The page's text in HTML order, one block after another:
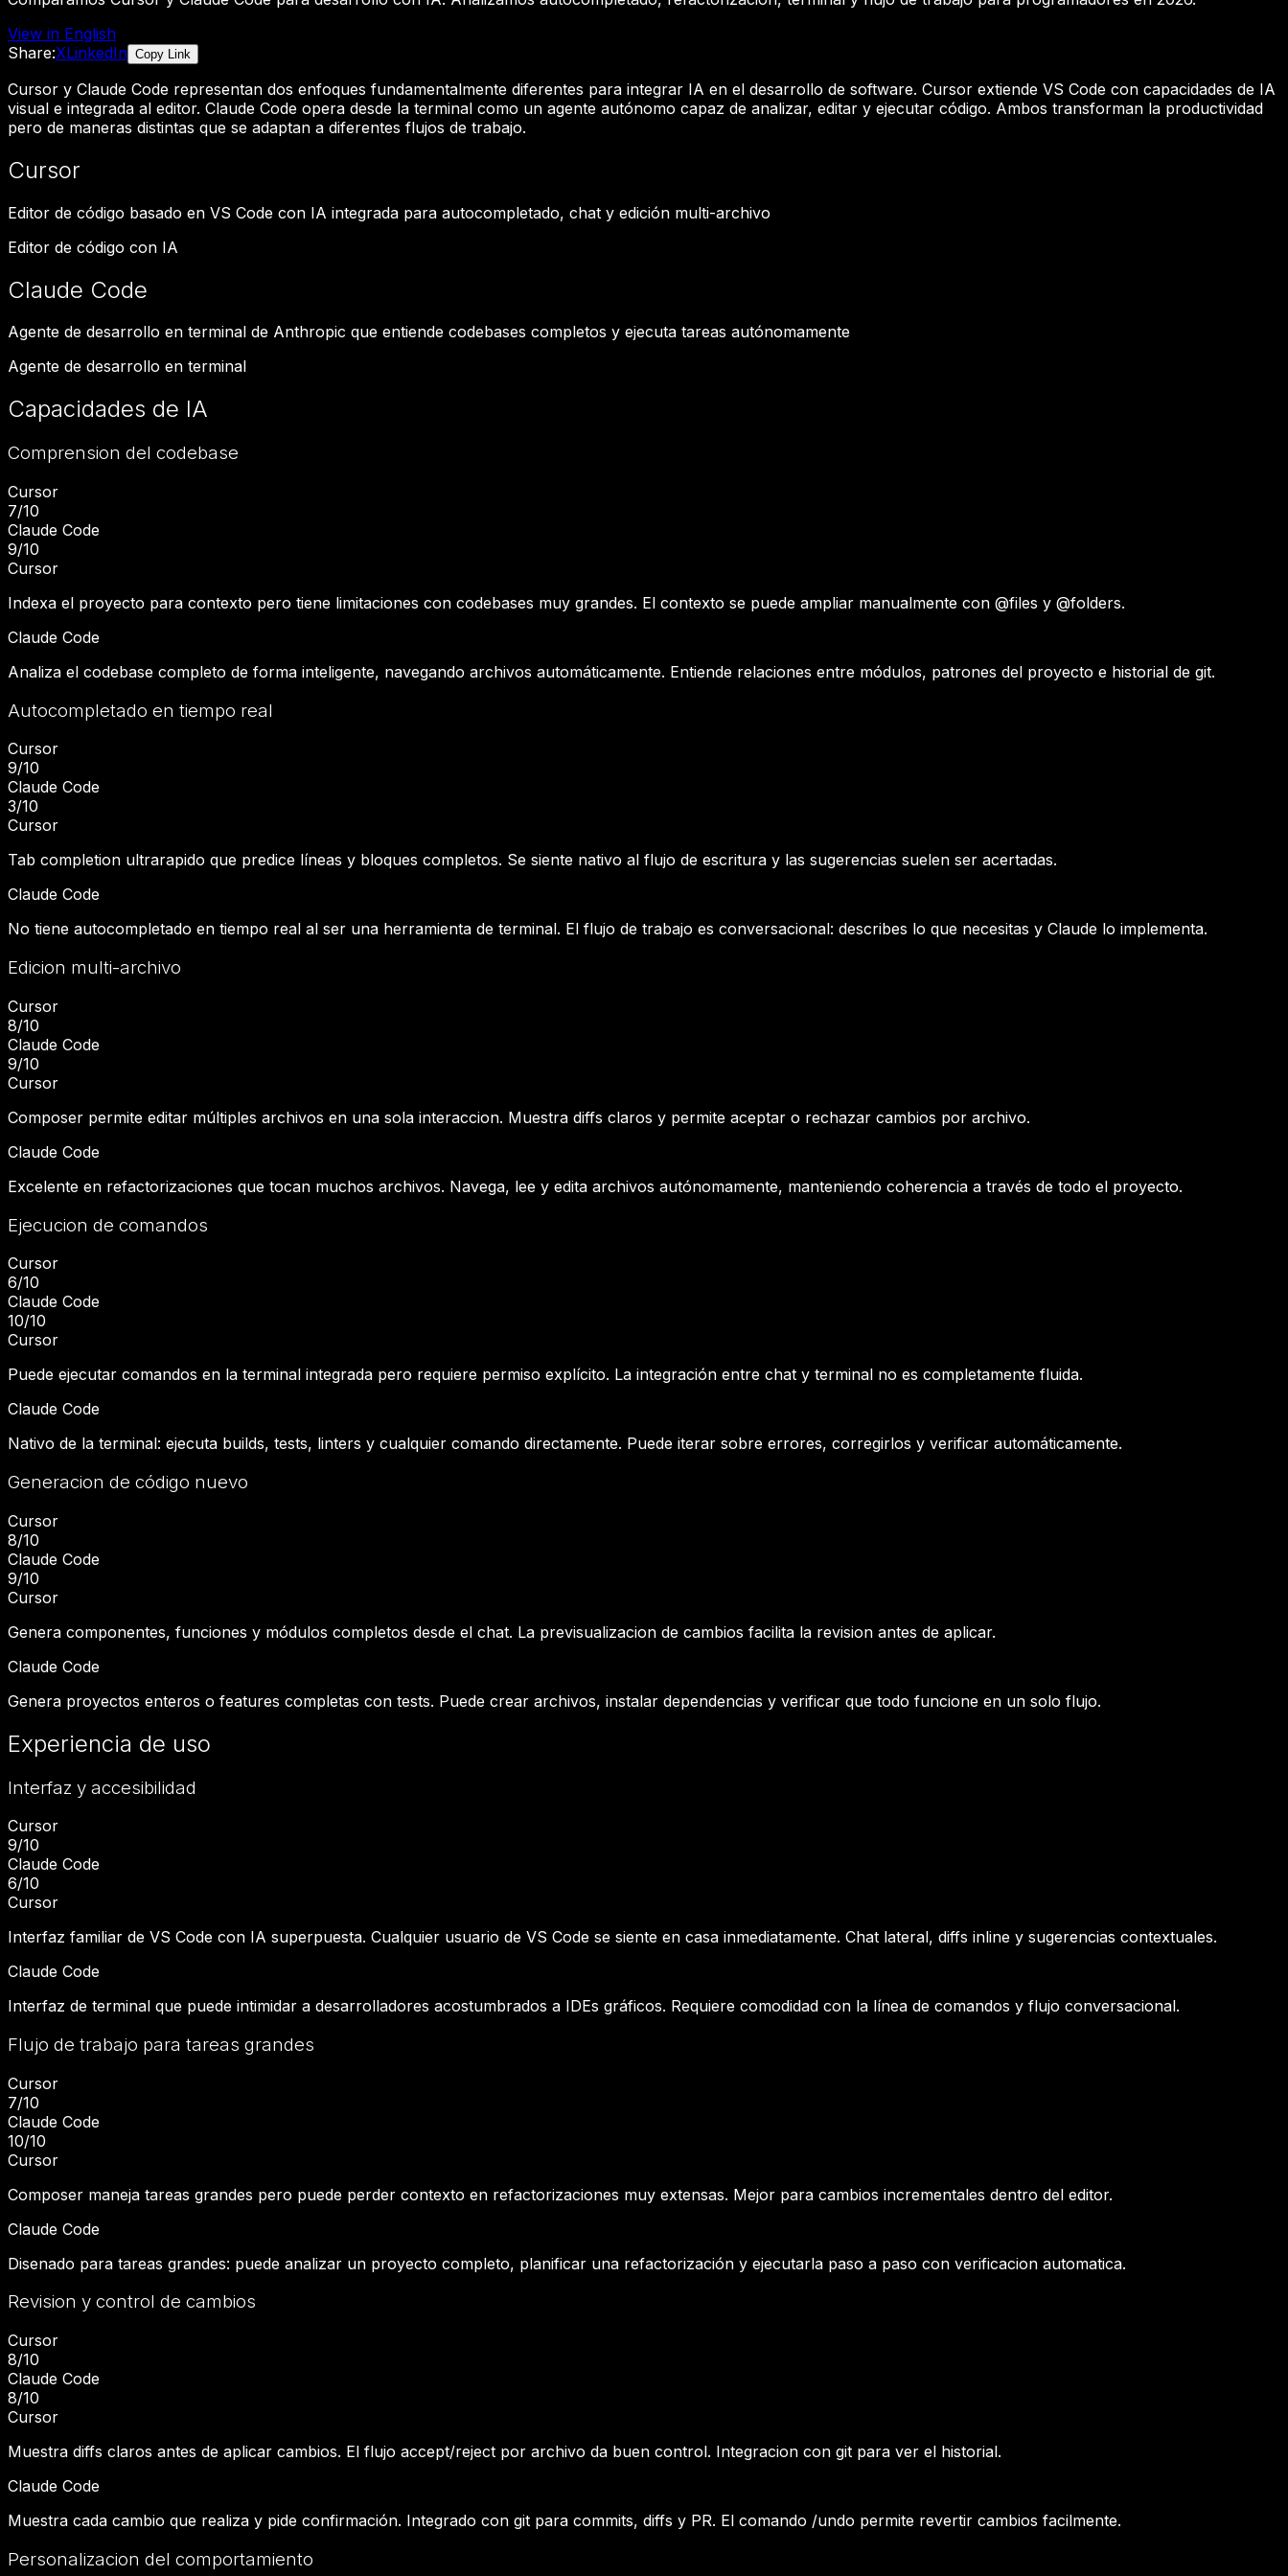
View in English
Share:XLinkedIn Copy Link
Cursor y Claude Code representan dos enfoques fundamentalmente diferentes para integrar IA en el desarrollo de software. Cursor extiende VS Code con capacidades de IA
visual e integrada al editor. Claude Code opera desde la terminal como un agente autónomo capaz de analizar, editar y ejecutar código. Ambos transforman la productividad
pero de maneras distintas que se adaptan a diferentes flujos de trabajo.
Cursor
Editor de código basado en VS Code con IA integrada para autocompletado, chat y edición multi-archivo
Editor de código con IA
Claude Code
Agente de desarrollo en terminal de Anthropic que entiende codebases completos y ejecuta tareas autónomamente
Agente de desarrollo en terminal
Capacidades de IA
Comprension del codebase
Cursor
7/10
Claude Code
9/10
Cursor
Indexa el proyecto para contexto pero tiene limitaciones con codebases muy grandes. El contexto se puede ampliar manualmente con @files y @folders.
Claude Code
Analiza el codebase completo de forma inteligente, navegando archivos automáticamente. Entiende relaciones entre módulos, patrones del proyecto e historial de git.
Autocompletado en tiempo real
Cursor
9/10
Claude Code
3/10
Cursor
Tab completion ultrarapido que predice líneas y bloques completos. Se siente nativo al flujo de escritura y las sugerencias suelen ser acertadas.
Claude Code
No tiene autocompletado en tiempo real al ser una herramienta de terminal. El flujo de trabajo es conversacional: describes lo que necesitas y Claude lo implementa.
Edicion multi-archivo
Cursor
8/10
Claude Code
9/10
Cursor
Composer permite editar múltiples archivos en una sola interaccion. Muestra diffs claros y permite aceptar o rechazar cambios por archivo.
Claude Code
Excelente en refactorizaciones que tocan muchos archivos. Navega, lee y edita archivos autónomamente, manteniendo coherencia a través de todo el proyecto.
Ejecucion de comandos
Cursor
6/10
Claude Code
10/10
Cursor
Puede ejecutar comandos en la terminal integrada pero requiere permiso explícito. La integración entre chat y terminal no es completamente fluida.
Claude Code
Nativo de la terminal: ejecuta builds, tests, linters y cualquier comando directamente. Puede iterar sobre errores, corregirlos y verificar automáticamente.
Generacion de código nuevo
Cursor
8/10
Claude Code
9/10
Cursor
Genera componentes, funciones y módulos completos desde el chat. La previsualizacion de cambios facilita la revision antes de aplicar.
Claude Code
Genera proyectos enteros o features completas con tests. Puede crear archivos, instalar dependencias y verificar que todo funcione en un solo flujo.
Experiencia de uso
Interfaz y accesibilidad
Cursor
9/10
Claude Code
6/10
Cursor
Interfaz familiar de VS Code con IA superpuesta. Cualquier usuario de VS Code se siente en casa inmediatamente. Chat lateral, diffs inline y sugerencias contextuales.
Claude Code
Interfaz de terminal que puede intimidar a desarrolladores acostumbrados a IDEs gráficos. Requiere comodidad con la línea de comandos y flujo conversacional.
Flujo de trabajo para tareas grandes
Cursor
7/10
Claude Code
10/10
Cursor
Composer maneja tareas grandes pero puede perder contexto en refactorizaciones muy extensas. Mejor para cambios incrementales dentro del editor.
Claude Code
Disenado para tareas grandes: puede analizar un proyecto completo, planificar una refactorización y ejecutarla paso a paso con verificacion automatica.
Revision y control de cambios
Cursor
8/10
Claude Code
8/10
Cursor
Muestra diffs claros antes de aplicar cambios. El flujo accept/reject por archivo da buen control. Integracion con git para ver el historial.
Claude Code
Muestra cada cambio que realiza y pide confirmación. Integrado con git para commits, diffs y PR. El comando /undo permite revertir cambios facilmente.
Personalizacion del comportamiento